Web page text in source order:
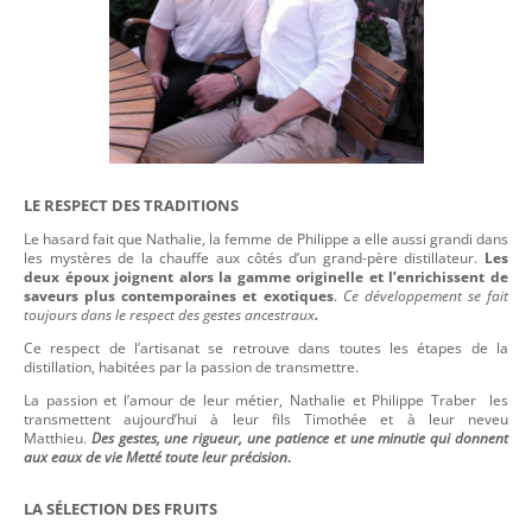
LE RESPECT DES TRADITIONS
Le hasard fait que Nathalie, la femme de Philippe a elle aussi grandi dans
les mystères de la chauffe aux côtés d’un grand-père distillateur. Les
deux époux joignent alors la gamme originelle et l’enrichissent de
saveurs plus contemporaines et exotiques. Ce développement se fait
toujours dans le respect des gestes ancestraux.
Ce respect de l’artisanat se retrouve dans toutes les étapes de la
distillation, habitées par la passion de transmettre.
La passion et l’amour de leur métier, Nathalie et Philippe Traber
les
transmettent aujourd’hui à leur fils Timothée et à leur neveu
Matthieu. Des gestes, une rigueur, une patience et une minutie qui donnent
aux eaux de vie Metté toute leur précision.
LA SÉLECTION DES FRUITS